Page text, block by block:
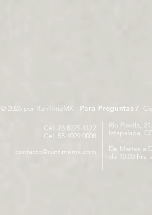
© 2026 por RunTimeMX. Para Preguntas /
Rio Piaxtla,
Iztapalapa,
De Martes a
de 10:00 hrs.
Cel. 23 8275 4172
Cel. 55 4029 0008
contacto@runtimemx.com